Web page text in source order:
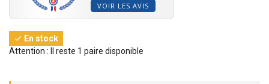
VOIR LES AVIS
 En stock
Attention : Il reste 1 paire disponible